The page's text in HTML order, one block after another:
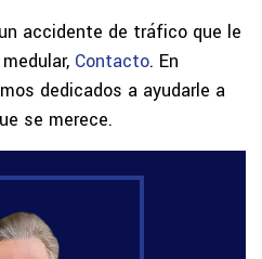
accidente de tráfico que le
Contacto. En
dedicados a ayudarle a
se merece.